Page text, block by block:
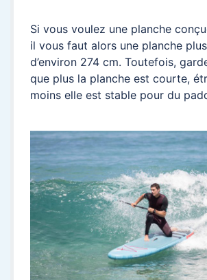
Si vous voulez une planche
il vous faut alors une planche
d’environ 274 cm. Toutefois,
que plus la planche est courte,
moins elle est stable pour du